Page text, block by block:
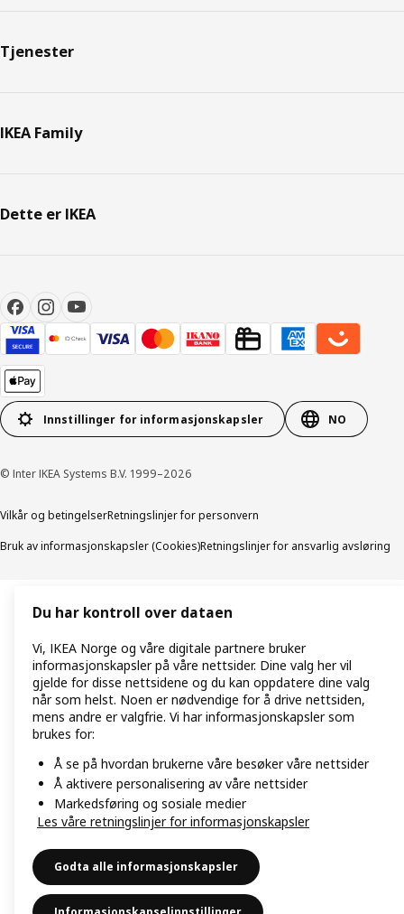
Tjenester
IKEA Family
Dette er IKEA
Innstillinger for informasjonskapsler NO
© Inter IKEA Systems B.V. 1999–2026
Vilkår og betingelserRetningslinjer for personvern
Bruk av informasjonskapsler (Cookies)Retningslinjer for ansvarlig avsløring
Du har kontroll over dataen
Vi, IKEA Norge og våre digitale partnere bruker
informasjonskapsler på våre nettsider. Dine valg her vil
gjelde for disse nettsidene og du kan oppdatere dine valg
når som helst. Noen er nødvendige for å drive nettsiden,
mens andre er valgfrie. Vi har informasjonskapsler som
brukes for:
Å se på hvordan brukerne våre besøker våre nettsider
Å aktivere personalisering av våre nettsider
Markedsføring og sosiale medier
Les våre retningslinjer for informasjonskapsler
Godta alle informasjonskapsler